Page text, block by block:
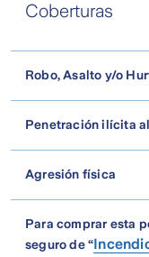
Coberturas
Robo, Asalto y/o
Penetración ilícita
Agresión física
Para comprar esta
seguro de “